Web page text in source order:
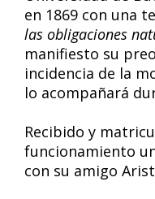
en 1869 con una
las obligaciones
manifiesto su
incidencia de la
lo acompañará
Recibido y
funcionamiento
con su amigo